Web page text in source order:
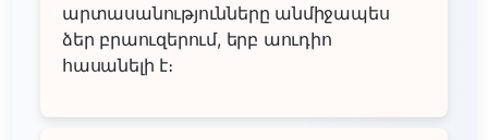
արտասանությունները անմիջապես
ձեր բրաուզերում, երբ աուդիո
հասանելի է։